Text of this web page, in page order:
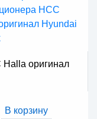
Halla оригинал
В корзину